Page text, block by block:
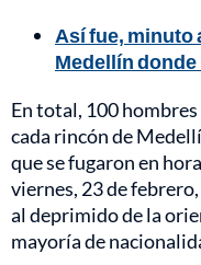
Así fue, minuto
Medellín
En total, 100
cada rincón de
que se fugaron en
viernes, 23 de
al deprimido de la
mayoría de